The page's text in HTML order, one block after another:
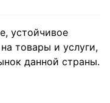
устойчивое
товары и услуги,
данной страны.